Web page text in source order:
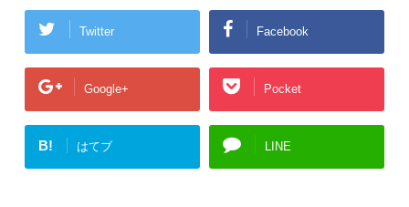
Twitter Facebook
Google+ Pocket
B! はてブ LINE